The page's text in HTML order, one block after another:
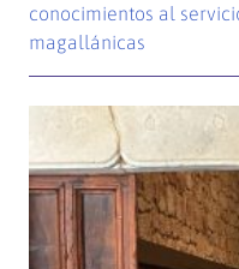
conocimientos al
magallánicas